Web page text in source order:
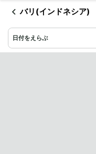
バリ(インドネシア)
日付をえらぶ